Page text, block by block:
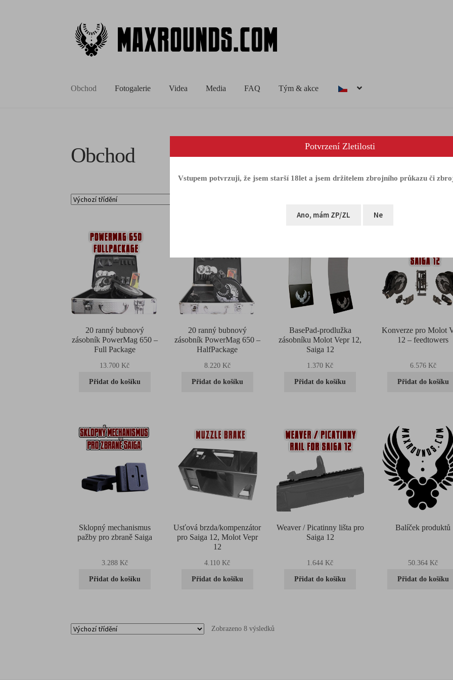
Obchod Fotogalerie Videa Media FAQ Tým & akce
Obchod
20 ranný bubnový
zásobník PowerMag 650 –
Full Package
13.700Kč
Přidat do košíku
20 ranný bubnový
zásobník PowerMag 650 –
HalfPackage
8.220 Kč
Přidat do košíku
BasePad-prodlužka
zásobníku Molot Vepr 12,
Saiga 12
1.370Kč
Přidat do košíku
Konverze pro Molot
12 – feedtowers
6.576 Kč
Přidat do košíku
Sklopný mechanismus
pažby pro zbraně Saiga
3.288 Kč
Přidat do košíku
Usťová brzda/kompenzátor
pro Saiga 12, Molot Vepr
12
4.110Kč
Přidat do košíku
Weaver / Picatinny lišta pro
Saiga 12
1.644Kč
Přidat do košíku
Balíček produktů
50.364 Kč
Přidat do košíku
Zobrazeno 8 výsledků
Potvrzení Zletilosti
Vstupem potvrzuji, že jsem starší 18let a jsem držitelem zbrojního průkazu či